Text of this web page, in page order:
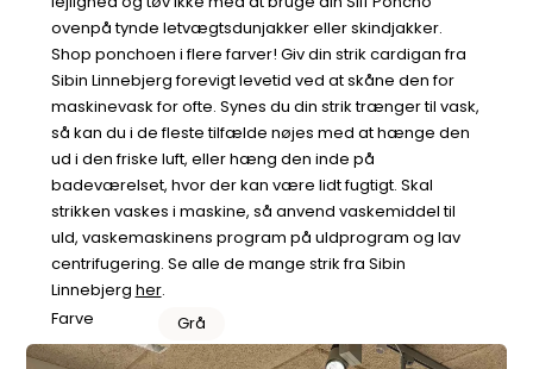
ovenpå tynde letvægtsdunjakker eller skindjakker.
Shop ponchoen i flere farver! Giv din strik cardigan fra
Sibin Linnebjerg forevigt levetid ved at skåne den for
maskinevask for ofte. Synes du din strik trænger til vask,
så kan du i de fleste tilfælde nøjes med at hænge den
ud i den friske luft, eller hæng den inde på
badeværelset, hvor der kan være lidt fugtigt. Skal
strikken vaskes i maskine, så anvend vaskemiddel til
uld, vaskemaskinens program på uldprogram og lav
centrifugering. Se alle de mange strik fra Sibin
Linnebjerg her.
Farve
Grå